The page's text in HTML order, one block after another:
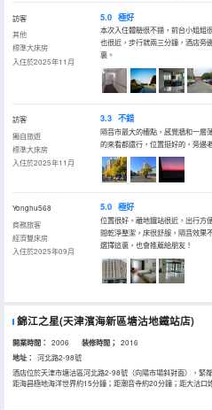
訪客
其他
標準大床房
入住於2025年11月
5.0 極好
本次入住體驗很不錯，前台小姐姐
也很近，步行就兩三分鐘，酒店旁
裏。
訪客
獨自旅遊
標準大床房
入住於2025年11月
3.3 不錯
隔音市最大的槽點，感覺牆和一層
的來看都還行，位置挺好的，旁邊
Yonghu568
商務旅客
經濟雙床房
入住於2025年09月
5.0 極好
位置很好，離地鐵站很近，出行方
間乾淨整潔，床很舒服，隔音效果
選擇這裏，也會推薦給朋友！
錦江之星(天津濱海新區塘沽地鐵站店)
開業時間： 2006 装修時間； 2016
地址：
河北路2-98號
酒店位於天津市塘沽區河北路2-98號（向陽市場斜對面），緊
距海昌極地海洋世界約15分鐘；距潮音寺約20分鐘；距大沽
樂水魔方約30分鐘；距方特歡樂世界約30分鐘；距離國家海
洋貨市場步行約10分鐘；金街步行約10分鐘；天津濱海萬達